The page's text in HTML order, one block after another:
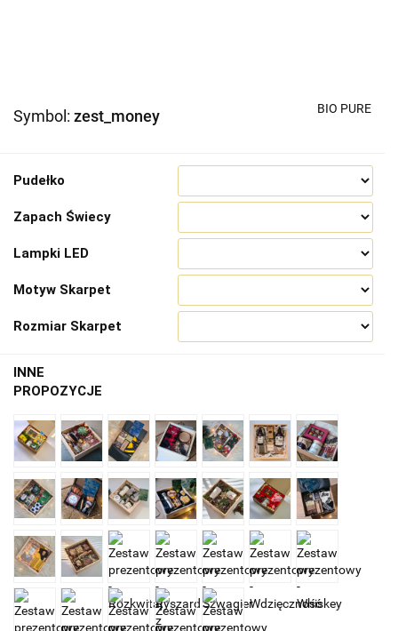
Symbol: zest_money BIO PURE
Pudełko
Zapach Świecy
Lampki LED
Motyw Skarpet
Rozmiar Skarpet
INNE
PROPOZYCJE